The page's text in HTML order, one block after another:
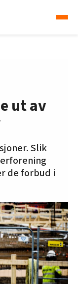
ut av
Slik
de forbud i